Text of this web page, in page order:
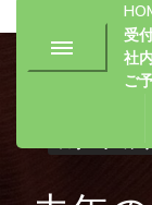
受
社
ご
スポーツコン